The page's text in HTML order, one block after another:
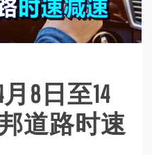
8日至14
道路时速